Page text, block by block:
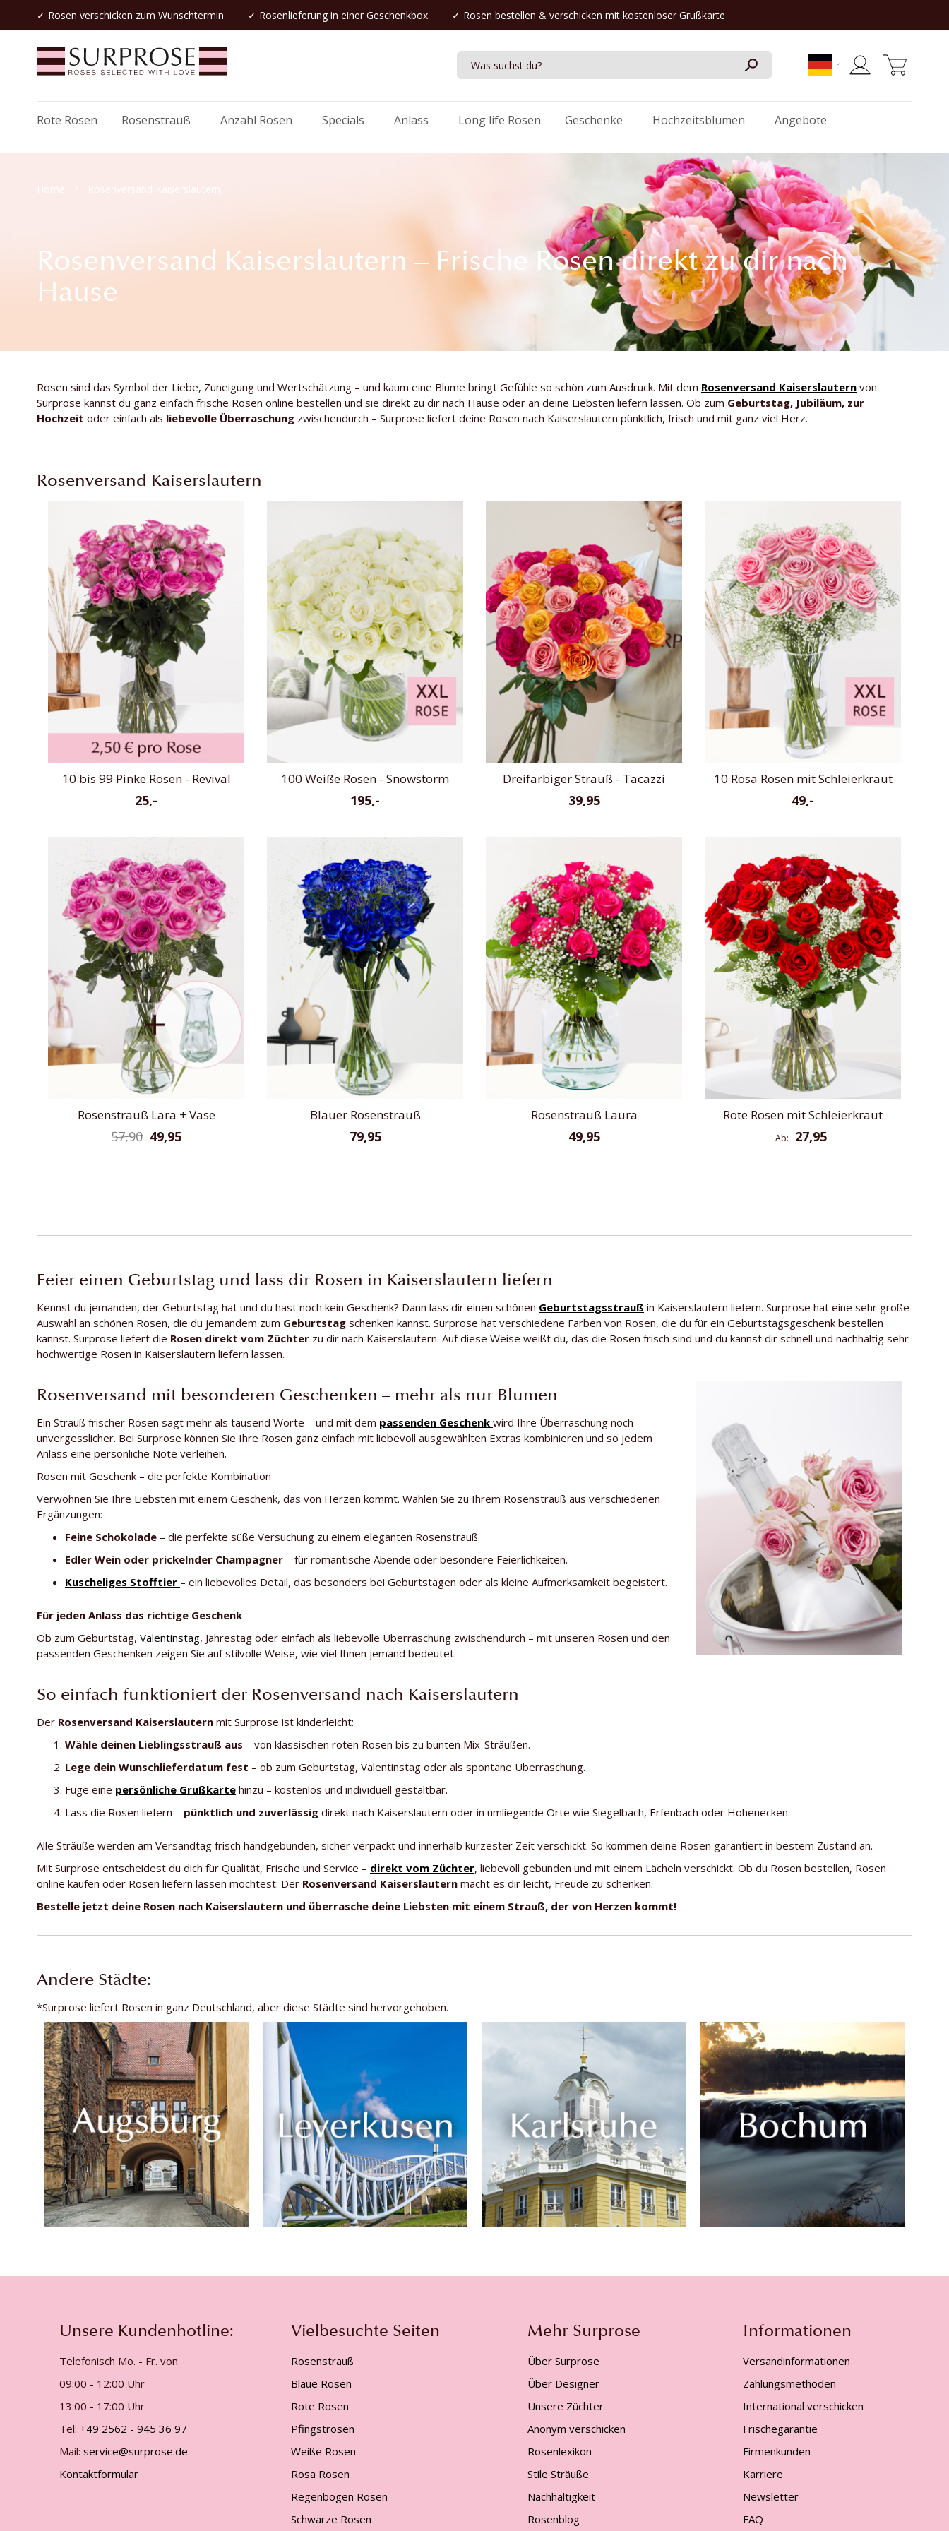
✓ Rosen verschicken zum Wunschtermin ✓ Rosenlieferung in einer Geschenkbox ✓ Rosen bestellen & verschicken mit kostenloser Grußkarte
Rote Rosen Rosenstrauß Anzahl Rosen Specials Anlass Long life Rosen Geschenke Hochzeitsblumen Angebote
Rosenversand Kaiserslautern – Frische Rosen direkt zu dir nach
Hause
Rosen sind das Symbol der Liebe, Zuneigung und Wertschätzung – und kaum eine Blume bringt Gefühle so schön zum Ausdruck. Mit dem Rosenversand Kaiserslautern von
Surprose kannst du ganz einfach frische Rosen online bestellen und sie direkt zu dir nach Hause oder an deine Liebsten liefern lassen. Ob zum Geburtstag, Jubiläum, zur
Hochzeit oder einfach als liebevolle Überraschung zwischendurch – Surprose liefert deine Rosen nach Kaiserslautern pünktlich, frisch und mit ganz viel Herz.
Rosenversand Kaiserslautern
10 bis 99 Pinke Rosen - Revival
25,-
100 Weiße Rosen - Snowstorm
195,-
Dreifarbiger Strauß - Tacazzi
39,95
10 Rosa Rosen mit Schleierkraut
49,-
Rosenstrauß Lara + Vase
49,95
57,90
Blauer Rosenstrauß
79,95
Rosenstrauß Laura
49,95
Rote Rosen mit Schleierkraut
Ab 27,95
Feier einen Geburtstag und lass dir Rosen in Kaiserslautern liefern
Kennst du jemanden, der Geburtstag hat und du hast noch kein Geschenk? Dann lass dir einen schönen Geburtstagsstrauß in Kaiserslautern liefern. Surprose hat eine sehr große
Auswahl an schönen Rosen, die du jemandem zum Geburtstag schenken kannst. Surprose hat verschiedene Farben von Rosen, die du für ein Geburtstagsgeschenk bestellen
kannst. Surprose liefert die Rosen direkt vom Züchter zu dir nach Kaiserslautern. Auf diese Weise weißt du, das die Rosen frisch sind und du kannst dir schnell und nachhaltig sehr
hochwertige Rosen in Kaiserslautern liefern lassen.
Rosenversand mit besonderen Geschenken – mehr als nur Blumen
Ein Strauß frischer Rosen sagt mehr als tausend Worte – und mit dem passenden Geschenk wird Ihre Überraschung noch
unvergesslicher. Bei Surprose können Sie Ihre Rosen ganz einfach mit liebevoll ausgewählten Extras kombinieren und so jedem
Anlass eine persönliche Note verleihen.
Rosen mit Geschenk – die perfekte Kombination
Verwöhnen Sie Ihre Liebsten mit einem Geschenk, das von Herzen kommt. Wählen Sie zu Ihrem Rosenstrauß aus verschiedenen
Ergänzungen:
Feine Schokolade – die perfekte süße Versuchung zu einem eleganten Rosenstrauß.
Edler Wein oder prickelnder Champagner – für romantische Abende oder besondere Feierlichkeiten.
Kuscheliges Stofftier – ein liebevolles Detail, das besonders bei Geburtstagen oder als kleine Aufmerksamkeit begeistert.
Für jeden Anlass das richtige Geschenk
Ob zum Geburtstag, Valentinstag, Jahrestag oder einfach als liebevolle Überraschung zwischendurch – mit unseren Rosen und den
passenden Geschenken zeigen Sie auf stilvolle Weise, wie viel Ihnen jemand bedeutet.
So einfach funktioniert der Rosenversand nach Kaiserslautern
Der Rosenversand Kaiserslautern mit Surprose ist kinderleicht:
Wähle deinen Lieblingsstrauß aus – von klassischen roten Rosen bis zu bunten Mix-Sträußen.
Lege dein Wunschlieferdatum fest – ob zum Geburtstag, Valentinstag oder als spontane Überraschung.
Füge eine persönliche Grußkarte hinzu – kostenlos und individuell gestaltbar.
Lass die Rosen liefern – pünktlich und zuverlässig direkt nach Kaiserslautern oder in umliegende Orte wie Siegelbach, Erfenbach oder Hohenecken.
Alle Sträuße werden am Versandtag frisch handgebunden, sicher verpackt und innerhalb kürzester Zeit verschickt. So kommen deine Rosen garantiert in bestem Zustand an.
Mit Surprose entscheidest du dich für Qualität, Frische und Service – direkt vom Züchter, liebevoll gebunden und mit einem Lächeln verschickt. Ob du Rosen bestellen, Rosen
online kaufen oder Rosen liefern lassen möchtest: Der Rosenversand Kaiserslautern macht es dir leicht, Freude zu schenken.
Bestelle jetzt deine Rosen nach Kaiserslautern und überrasche deine Liebsten mit einem Strauß, der von Herzen kommt!
Andere Städte:
*Surprose liefert Rosen in ganz Deutschland, aber diese Städte sind hervorgehoben.
Unsere Kundenhotline:
Telefonisch Mo. - Fr. von
09:00 - 12:00 Uhr
13:00 - 17:00 Uhr
Tel: +49 2562 - 945 36 97
Mail: service@surprose.de
Kontaktformular
Vielbesuchte Seiten
Rosenstrauß
Blaue Rosen
Rote Rosen
Pfingstrosen
Weiße Rosen
Rosa Rosen
Regenbogen Rosen
Schwarze Rosen
Mehr Surprose
Über Surprose
Über Designer
Unsere Züchter
Anonym verschicken
Rosenlexikon
Stile Sträuße
Nachhaltigkeit
Rosenblog
Informationen
Versandinformationen
Zahlungsmethoden
International verschicken
Frischegarantie
Firmenkunden
Karriere
Newsletter
FAQ